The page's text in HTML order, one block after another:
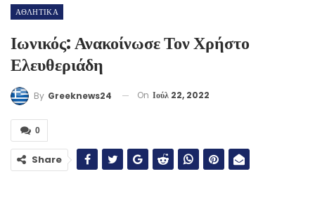
ΑΘΛΗΤΙΚΑ
Ιωνικός: Ανακοίνωσε Τον Χρήστο
Ελευθεριάδη
By Greeknews24 On Ιούλ 22, 2022
0
Share